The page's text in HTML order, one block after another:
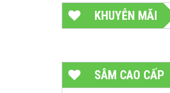
KHUYỄN MÃI
SÂM CAO CẤP